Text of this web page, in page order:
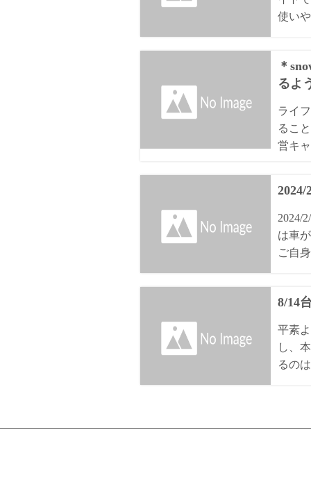
使い
＊
るよ
ライ
るこ
営キ
2024/
2024/
は車
ご自
8/14
平素
し、
るの